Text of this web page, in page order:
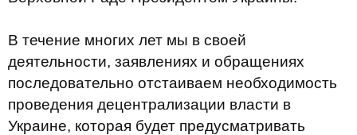
В течение многих лет мы в своей
деятельности, заявлениях и обращениях
последовательно отстаиваем необходимость
проведения децентрализации власти в
Украине, которая будет предусматривать